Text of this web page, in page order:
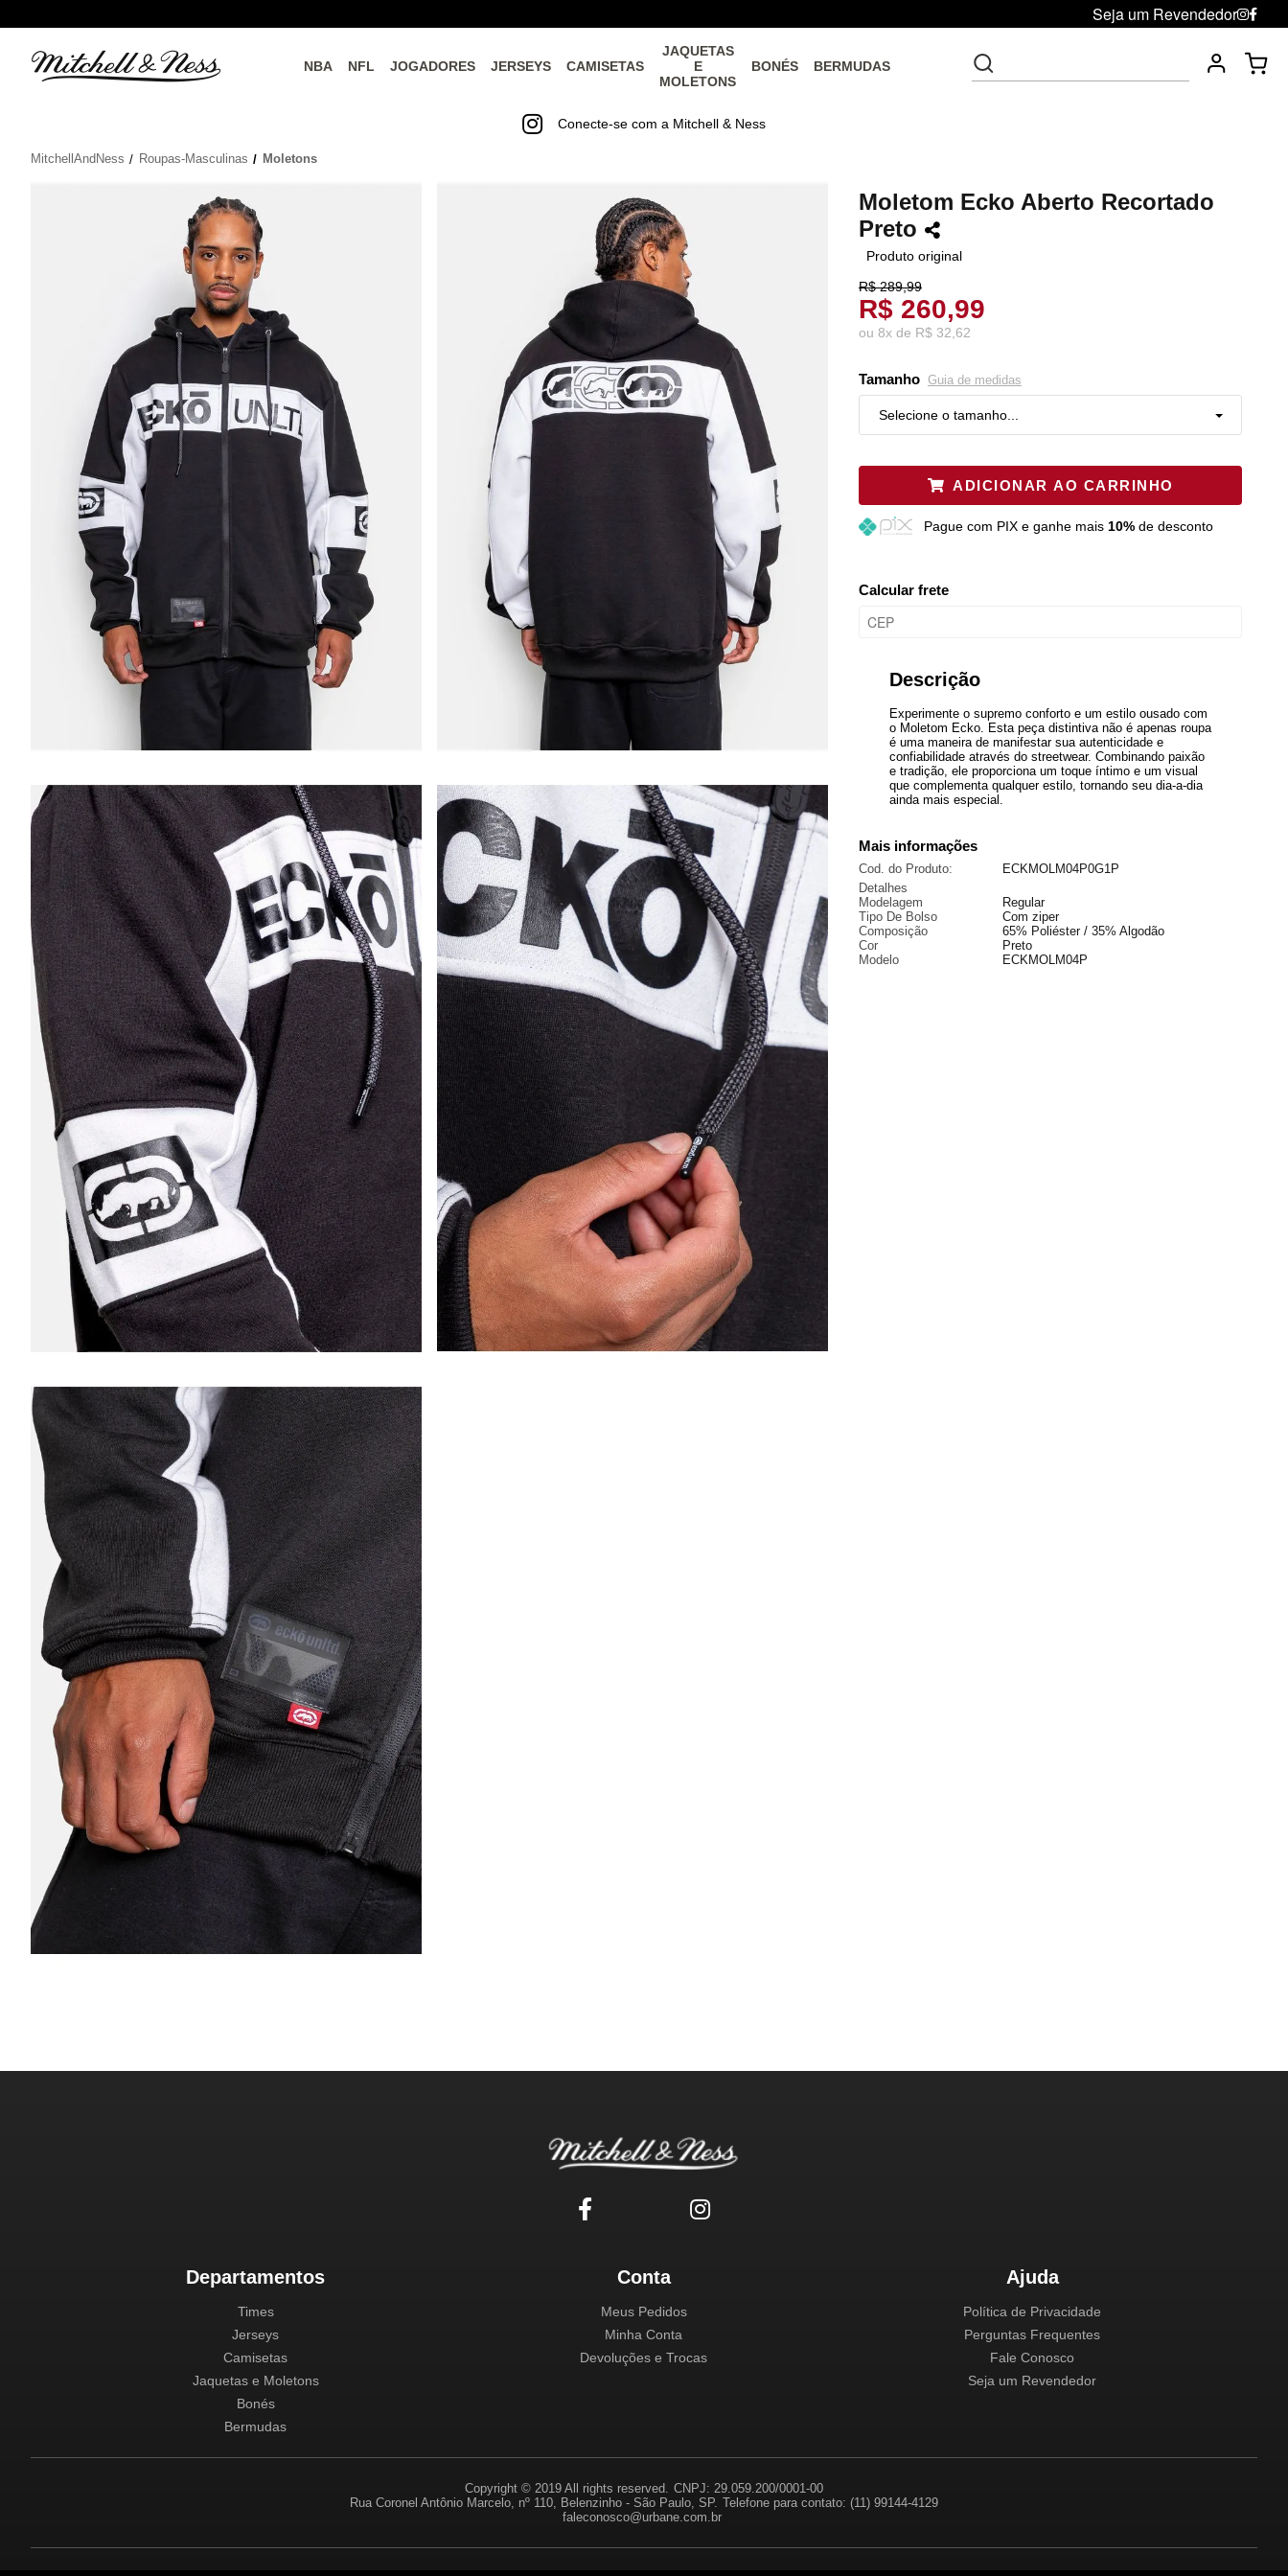
Seja um Revendedor
NBA NFL JOGADORES JERSEYS CAMISETAS
JAQUETAS
E
MOLETONS
BONÉS BERMUDAS
Conecte-se com a Mitchell & Ness
MitchellAndNess Roupas-Masculinas Moletons
Moletom Ecko Aberto Recortado
Preto
Produto original
R$ 289,99
R$ 260,99
ou 8x de R$ 32,62
Tamanho Guia de medidas
Selecione o tamanho...
Restam mais de 6 itens
G Restam mais de 6 itens
ADICIONAR AO CARRINHO
Pague com PIX e ganhe mais 10%de desconto
Calcular frete
Descrição
Experimente o supremo conforto e um estilo ousado com
o Moletom Ecko. Esta peça distintiva não é apenas roupa
é uma maneira de manifestar sua autenticidade e
confiabilidade através do streetwear. Combinando paixão
e tradição, ele proporciona um toque íntimo e um visual
que complementa qualquer estilo, tornando seu dia-a-dia
ainda mais especial.
Mais informações
Cod. do Produto:
ECKMOLM04P0G1P
Detalhes
Modelagem
Regular
Tipo De Bolso
Com ziper
Composição
65% Poliéster / 35% Algodão
Cor
Preto
Modelo
ECKMOLM04P
Departamentos
Times
Jerseys
Camisetas
Jaquetas e Moletons
Bonés
Bermudas
Conta
Meus Pedidos
Minha Conta
Devoluções e Trocas
Ajuda
Política de Privacidade
Perguntas Frequentes
Fale Conosco
Seja um Revendedor
Copyright © 2019 All rights reserved. CNPJ: 29.059.200/0001-00
Rua Coronel Antônio Marcelo, nº 110, Belenzinho - São Paulo, SP. Telefone para contato: (11) 99144-4129
faleconosco@urbane.com.br